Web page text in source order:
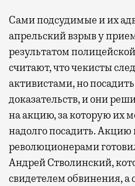
Сами подсудимые и их
апрельский взрыв у
результатом
считают, что чекисты
активистами, но
доказательств, и они
на акцию, за которую их
надолго посадить. Акцию
революционерами
Андрей Стволинский,
свидетелем обвинения, а